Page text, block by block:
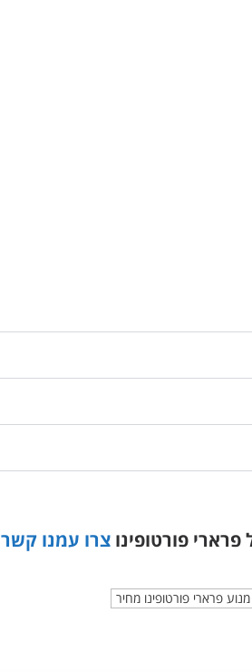
פורטופינוצרו עמנו קשר
מנוע פרארי פורטופינו מחיר